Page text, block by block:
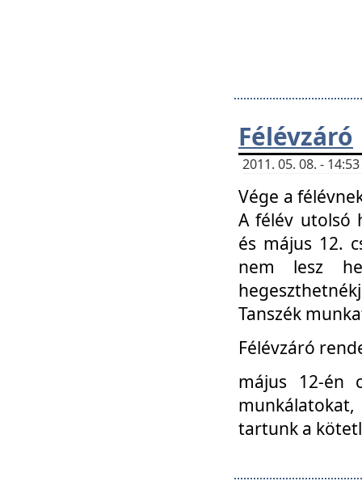
Félévzáró
2011. 05. 08. -
Vége a
A félév utolsó
és május 12.
nem lesz
Tanszék
Félévzáró
május 12-én
tartunk a